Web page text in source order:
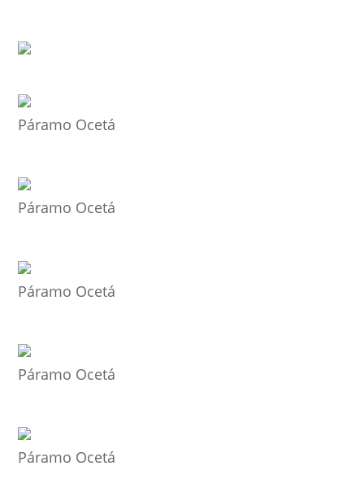
Páramo Ocetá
Páramo Ocetá
Páramo Ocetá
Páramo Ocetá
Páramo Ocetá